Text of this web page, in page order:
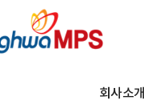
회사소개